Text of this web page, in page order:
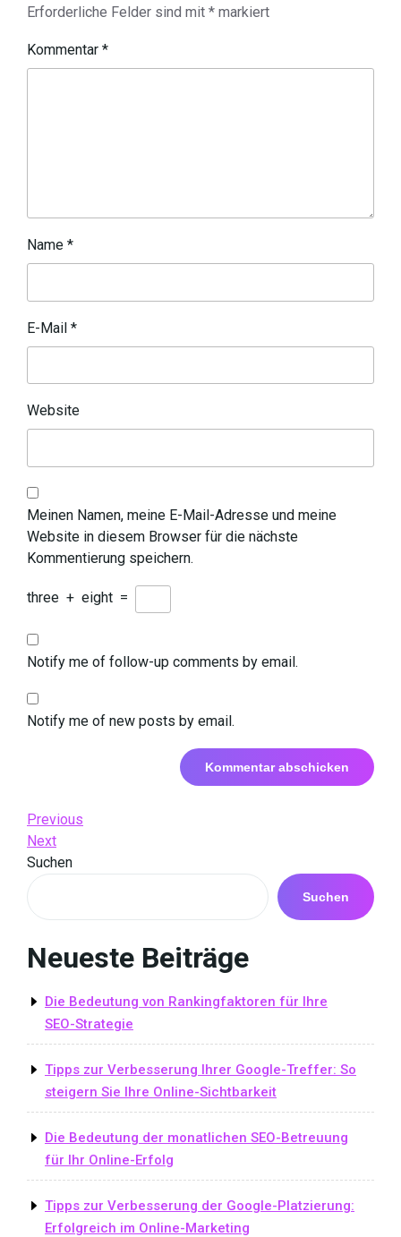
Erforderliche Felder sind mit * markiert
Kommentar *
Name *
E-Mail *
Website
Meinen Namen, meine E-Mail-Adresse und meine
Website in diesem Browser für die nächste
Kommentierung speichern.
three + eight =
Notify me of follow-up comments by email.
Notify me of new posts by email.
Beitrags-
Navigation
Previous
Post
Previous
Next
Post
Next
Suchen
Suchen
Neueste Beiträge
Die Bedeutung von Rankingfaktoren für Ihre
SEO-Strategie
Tipps zur Verbesserung Ihrer Google-Treffer: So
steigern Sie Ihre Online-Sichtbarkeit
Die Bedeutung der monatlichen SEO-Betreuung
für Ihr Online-Erfolg
Tipps zur Verbesserung der Google-Platzierung:
Erfolgreich im Online-Marketing